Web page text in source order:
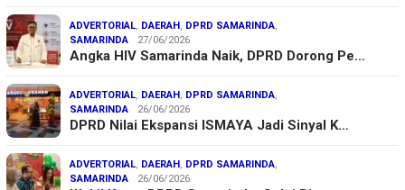
ADVERTORIAL, DAERAH, DPRD SAMARINDA,
SAMARINDA
27/06/2026
Angka HIV Samarinda Naik, DPRD Dorong Pe…
ADVERTORIAL, DAERAH, DPRD SAMARINDA,
SAMARINDA
26/06/2026
DPRD Nilai Ekspansi ISMAYA Jadi Sinyal K…
ADVERTORIAL, DAERAH, DPRD SAMARINDA,
SAMARINDA
26/06/2026